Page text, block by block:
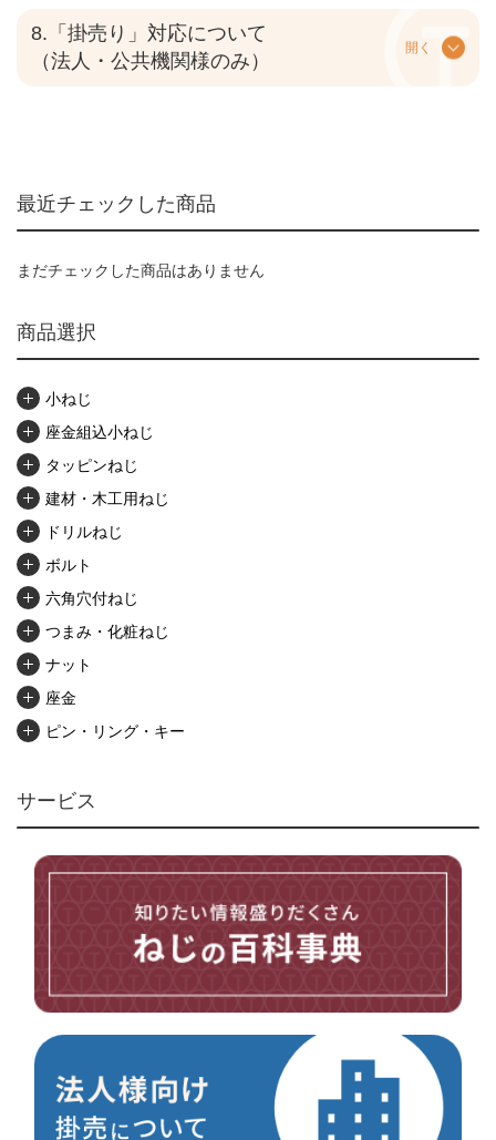
8.「掛売り」対応について
（法人・公共機関様のみ）
開く
最近チェックした商品
まだチェックした商品はありません
商品選択
小ねじ
座金組込小ねじ
タッピンねじ
建材・木工用ねじ
ドリルねじ
ボルト
六角穴付ねじ
つまみ・化粧ねじ
ナット
座金
ピン・リング・キー
アンカー・プラグ
ユニファイねじ
その他ねじ
電材・設備
切削工具
サービス